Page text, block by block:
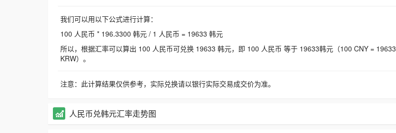
我们可以用以下公式进行计算：
100 人民币 * 196.3300 韩元 / 1 人民币 = 19633 韩元
所以，根据汇率可以算出 100 人民币可兑换 19633 韩元，即 100 人民币 等于 19633韩元（100 CNY = 19633
KRW）。
注意：此计算结果仅供参考，实际兑换请以银行实际交易成交价为准。
人民币兑韩元汇率走势图